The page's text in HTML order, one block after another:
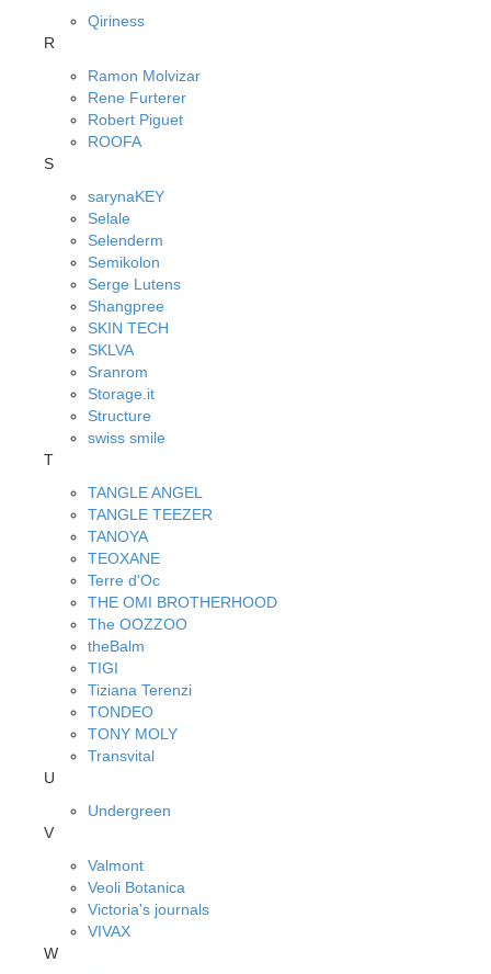
Qiriness
R
Ramon Molvizar
Rene Furterer
Robert Piguet
ROOFA
S
sarynaKEY
Selale
Selenderm
Semikolon
Serge Lutens
Shangpree
SKIN TECH
SKLVA
Sranrom
Storage.it
Structure
swiss smile
T
TANGLE ANGEL
TANGLE TEEZER
TANOYA
TEOXANE
Terre d'Oc
THE OMI BROTHERHOOD
The OOZZOO
theBalm
TIGI
Tiziana Terenzi
TONDEO
TONY MOLY
Transvital
U
Undergreen
V
Valmont
Veoli Botanica
Victoria's journals
VIVAX
W